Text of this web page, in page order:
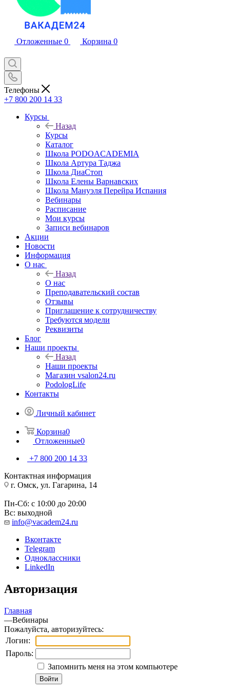
Отложенные 0 Корзина 0
Телефоны
+7 800 200 14 33
Курсы
Назад
Курсы
Каталог
Школа PODOACADEMIA
Школа Артура Таджа
Школа ДиаСтоп
Школа Елены Варнавских
Школа Мануэля Перейра Испания
Вебинары
Расписание
Мои курсы
Записи вебинаров
Акции
Новости
Информация
О нас
Назад
О нас
Преподавательский состав
Отзывы
Приглашение к сотрудничеству
Требуются модели
Реквизиты
Блог
Наши проекты
Назад
Наши проекты
Магазин vsalon24.ru
PodologLife
Контакты
Личный кабинет
Корзина0
Отложенные0
+7 800 200 14 33
Контактная информация
г. Омск, ул. Гагарина, 14
Пн-Сб: с 10:00 до 20:00
Вс: выходной
info@vacadem24.ru
Вконтакте
Telegram
Одноклассники
LinkedIn
Авторизация
Главная
—Вебинары
Пожалуйста, авторизуйтесь:
Логин:
Пароль:
Запомнить меня на этом компьютере